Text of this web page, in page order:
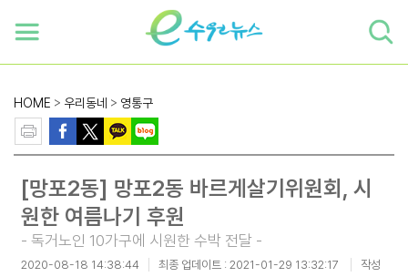
HOME > 우리동네 > 영통구
[망포2동] 망포2동 바르게살기위원회, 시
원한 여름나기 후원
- 독거노인 10가구에 시원한 수박 전달 -
2020-08-18 14:38:44 최종 업데이트 : 2021-01-29 13:32:17
작성